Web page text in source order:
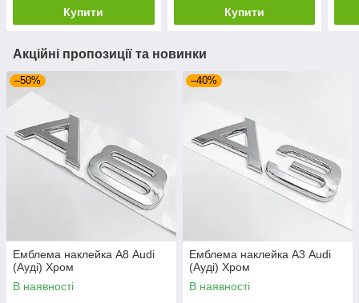
Купити Купити
Акційні пропозиції та новинки
–50%
Емблема наклейка А8 Audi
(Ауді) Хром
В наявності
–40%
Емблема наклейка А3 Audi
(Ауді) Хром
В наявності